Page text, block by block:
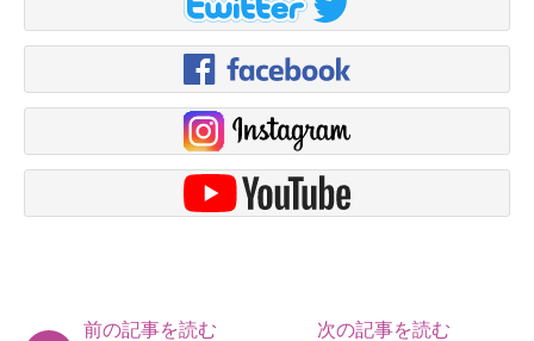
前の記事を読む 次の記事を読む